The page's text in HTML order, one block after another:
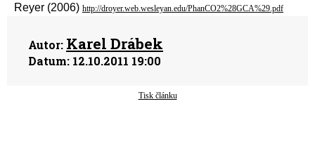
Reyer (2006) http://droyer.web.wesleyan.edu/PhanCO2%28GCA%29.pdf
Autor: Karel Drábek
Datum: 12.10.2011 19:00
Tisk článku